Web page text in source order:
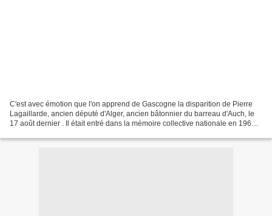
C'est avec émotion que l'on apprend de Gascogne la disparition de Pierre
Lagaillarde, ancien député d'Alger, ancien bâtonnier du barreau d'Auch, le
17 août dernier . Il était entré dans la mémoire collective nationale en 1960,